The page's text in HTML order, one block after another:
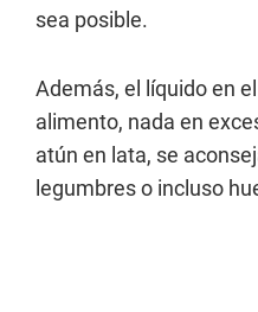
sea posible.
Además, el líquido en
alimento, nada en
atún en lata, se
legumbres o incluso